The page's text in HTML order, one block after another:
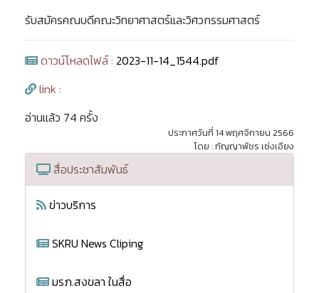
รับสมัครคณบดีคณะวิทยาศาสตร์และวิศวกรรมศาสตร์
ดาวน์โหลดไฟล์ : 2023-11-14_1544.pdf
link :
อ่านแล้ว 74 ครั้ง
ประกาศวันที่ 14 พฤศจิกายน 2566
โดย : กัญญาพัชร เซ่งเอียง
สื่อประชาสัมพันธ์
ข่าวบริการ
SKRU News Cliping
มรภ.สงขลา ในสื่อ